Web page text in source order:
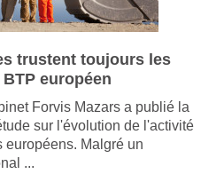
trustent toujours les
européen
Forvis Mazars a publié la
sur l'évolution de l'activité
européens. Malgré un
...